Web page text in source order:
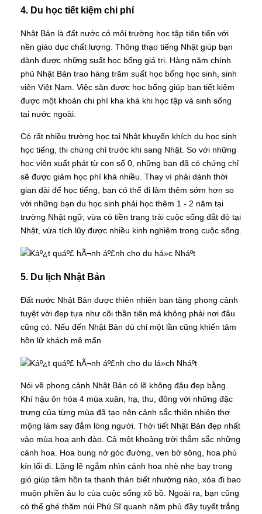
4. Du học tiết kiệm chi phí
Nhật Bản là đất nước có môi trường học tập tiên tiến với
nền giáo dục chất lượng. Thông thạo tiếng Nhật giúp bạn
dành được những suất học bổng giá trị. Hàng năm chính
phủ Nhật Bản trao hàng trăm suất học bổng học sinh, sinh
viên Việt Nam. Việc săn được học bổng giúp bạn tiết kiệm
được một khoản chi phí kha khá khi học tập và sinh sống
tại nước ngoài.
Có rất nhiều trường học tại Nhật khuyến khích du học sinh
học tiếng, thi chứng chỉ trước khi sang Nhật. So với những
học viên xuất phát từ con số 0, những bạn đã có chứng chỉ
sẽ được giảm học phí khá nhiều. Thay vì phải dành thời
gian dài để học tiếng, bạn có thể đi làm thêm sớm hơn so
với những bạn du học sinh phải học thêm 1 - 2 năm tại
trường Nhật ngữ, vừa có tiền trang trải cuộc sống đắt đỏ tại
Nhật, vừa tích lũy được nhiều kinh nghiệm trong cuộc sống.
5. Du lịch Nhật Bản
Đất nước Nhật Bản được thiên nhiên ban tặng phong cảnh
tuyệt vời đẹp tựa như cõi thần tiên mà không phải nơi đâu
cũng có. Nếu đến Nhật Bản dù chỉ một lần cũng khiến tâm
hồn lữ khách mê mẩn
Nói về phong cảnh Nhật Bản có lẽ không đâu đẹp bằng.
Khí hậu ôn hòa 4 mùa xuân, hạ, thu, đông với những đặc
trưng của từng mùa đã tạo nên cảnh sắc thiên nhiên thơ
mộng làm say đắm lòng người. Thời tiết Nhật Bản đẹp nhất
vào mùa hoa anh đào. Cả một khoảng trời thắm sắc những
cánh hoa. Hoa bung nở góc đường, ven bờ sông, hoa phủ
kín lối đi. Lặng lẽ ngắm nhìn cánh hoa nhè nhẹ bay trong
gió giúp tâm hồn ta thanh thản biết nhường nào, xóa đi bao
muộn phiền âu lo của cuộc sống xô bồ. Ngoài ra, bạn cũng
có thể ghé thăm núi Phú Sĩ quanh năm phủ đầy tuyết trắng